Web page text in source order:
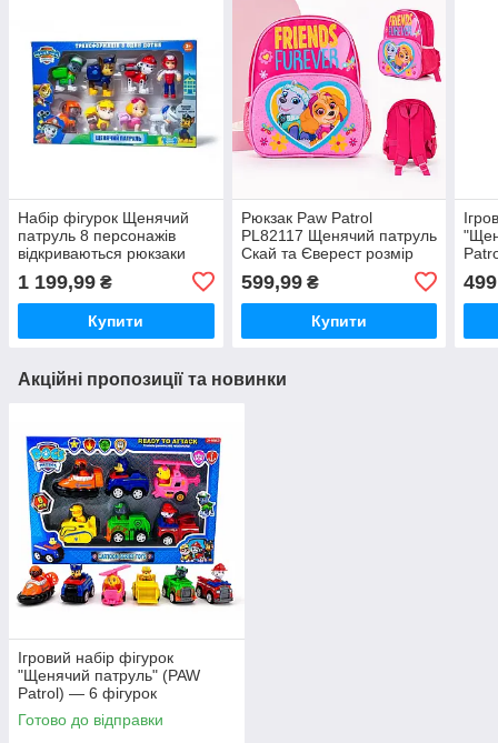
Набір фігурок Щенячий
патруль 8 персонажів
відкриваються рюкзаки
1 199,99 ₴
Купити
Рюкзак Paw Patrol
PL82117 Щенячий патруль
Скай та Єверест розмір
599,99₴
Купити
499
Акційні пропозиції та новинки
Ігровий набір фігурок
"Щенячий патруль" (PAW
Patrol) — 6 фігурок
Готово до відправки